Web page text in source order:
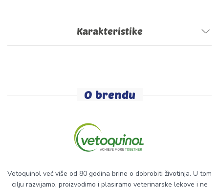
Karakteristike
O brendu
Vetoquinol već više od 80 godina brine o dobrobiti životinja. U tom
cilju razvijamo, proizvodimo i plasiramo veterinarske lekove i ne